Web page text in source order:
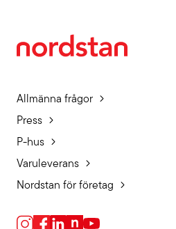
Allmänna frågor
Press
P-hus
Varuleverans
Nordstan för företag